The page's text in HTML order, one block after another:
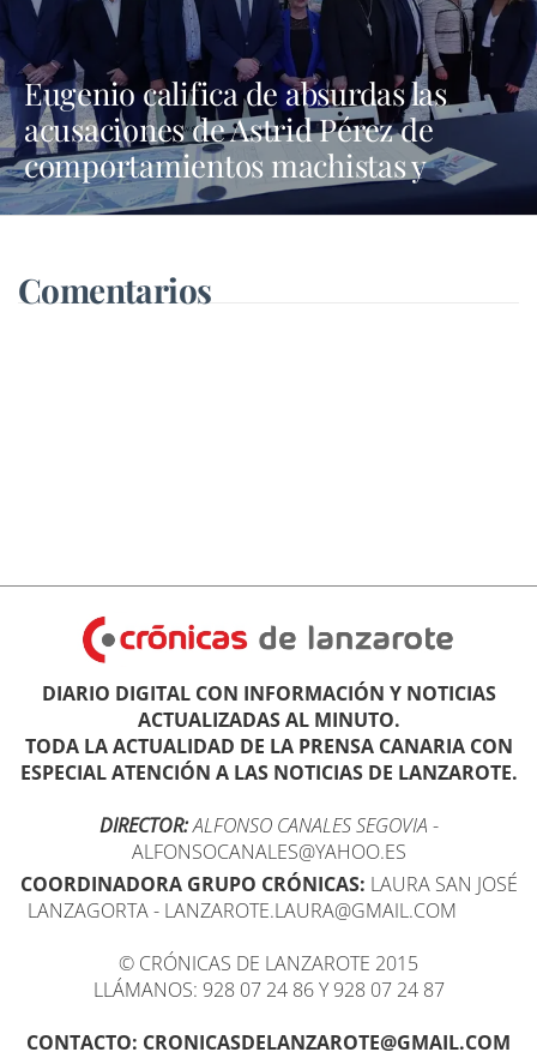
Eugenio califica de absurdas las
acusaciones de Astrid Pérez de
comportamientos machistas y
asegura que busca una presencia en
Comentarios
DIARIO DIGITAL CON INFORMACIÓN Y NOTICIAS
ACTUALIZADAS AL MINUTO.
TODA LA ACTUALIDAD DE LA PRENSA CANARIA CON
ESPECIAL ATENCIÓN A LAS NOTICIAS DE LANZAROTE.
DIRECTOR:ALFONSO CANALES SEGOVIA -
ALFONSOCANALES@YAHOO.ES
COORDINADORA GRUPO CRÓNICAS: LAURA SAN JOSÉ
LANZAGORTA - LANZAROTE.LAURA@GMAIL.COM
© CRÓNICAS DE LANZAROTE 2015
LLÁMANOS: 928 07 24 86 Y 928 07 24 87
CONTACTO: CRONICASDELANZAROTE@GMAIL.COM